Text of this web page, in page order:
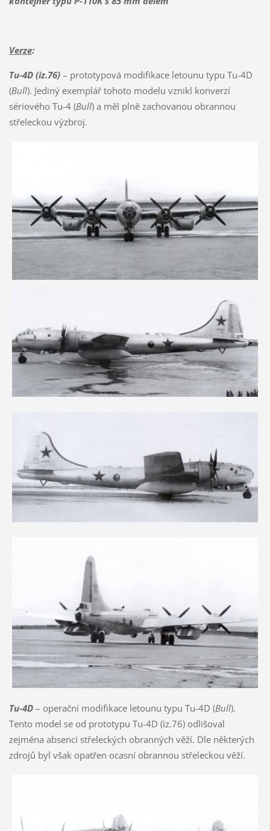
Verze:
Tu-4D (iz.76)– prototypová modifikace letounu typu Tu-4D
(Bull). Jediný exemplář tohoto modelu vznikl konverzí
sériového Tu-4 (Bull) a měl plně zachovanou obrannou
střeleckou výzbroj.
Tu-4D– operační modifikace letounu typu Tu-4D (Bull).
Tento model se od prototypu Tu-4D (iz.76) odlišoval
zejména absencí střeleckých obranných věží. Dle některých
zdrojů byl však opatřen ocasní obrannou střeleckou věží.